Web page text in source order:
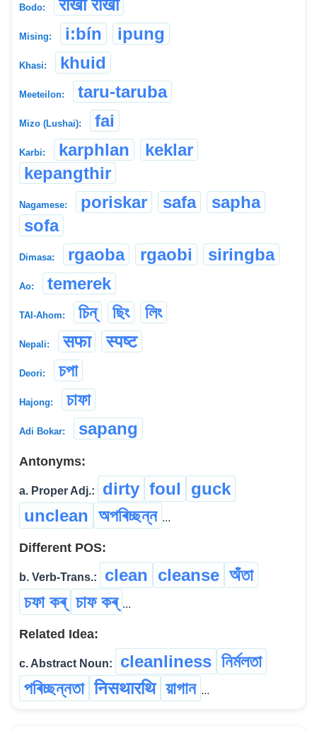
Bodo: रोखा रोखा
Mising: i:bín ipung
Khasi: khuid
Meeteilon: taru-taruba
Mizo (Lushai): fai
Karbi: karphlan
keklar
kepangthir
Nagamese: poriskar safa
sapha
sofa
Dimasa: rgaoba rgaobi siringba
Ao: temerek
TAI-Ahom: চিন্ ছিং লিং
Nepali: सफा स्पष्ट
Deori: চপা
Hajong: চাফা
Adi Bokar: sapang
Antonyms:
a. Proper Adj.: dirty foul
guck
unclean অপৰিচ্ছন্ন ...
Different POS:
b. Verb-Trans.: clean cleanse অঁতা
চফা কৰ্ চাফ কৰ্ ...
Related Idea:
c. Abstract Noun: cleanliness নিৰ্মলতা
পৰিচ্ছন্নতা निसथारथि য়াগান ...